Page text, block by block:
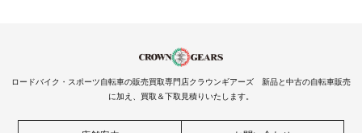
ロードバイク・スポーツ自転車の販売買取専門店クラウンギアーズ 新品と中古の自転車販売
に加え、買取＆下取見積りいたします。